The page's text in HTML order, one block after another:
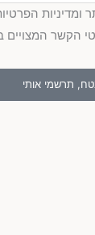
ומדיניות
הקשר
תרשמי אותי